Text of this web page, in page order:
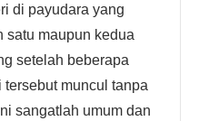
di payudara yang
satu maupun kedua
setelah beberapa
muncul tanpa
sangatlah umum dan